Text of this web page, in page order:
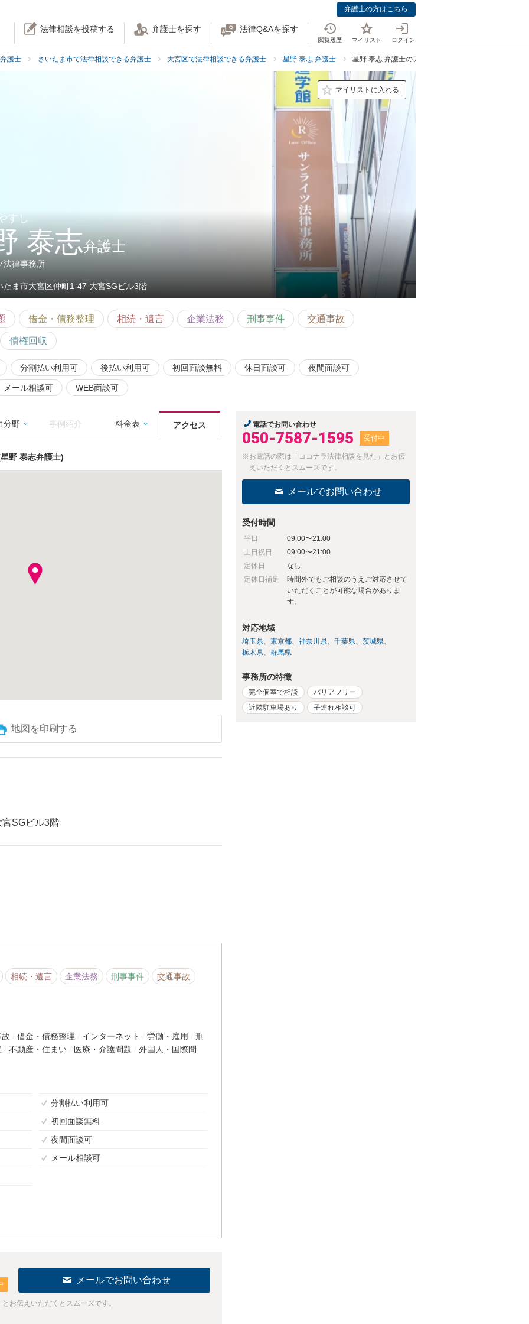
弁護士の方はこちら
法律相談を投稿する 弁護士を探す 法律Q&Aを探す
閲覧履歴 マイリスト ログイン
護士 さいたま市で法律相談できる弁護士 大宮区で法律相談できる弁護士 星野 泰志 弁護士 星野 泰志 弁護士のアクセス
マイリストに入れる
すし
泰志弁護士
法律事務所
たま市大宮区仲町1-47 大宮SGビル3階
借金・債務整理 相続・遺言 企業法務 刑事事件 交通事故
債権回収
分割払い利用可 後払い利用可 初回面談無料 休日面談可 夜間面談可
メール相談可 WEB面談可
分野 事例紹介 料金表 アクセス
野 泰志弁護士)
地図を印刷する
SGビル3階
相続・遺言 企業法務 刑事事件 交通事故
借金・債務整理 インターネット 労働・雇用
刑
不動産・住まい 医療・介護問題 外国人・国際問
分割払い利用可
初回面談無料
夜間面談可
メール相談可
メールでお問い合わせ
お伝えいただくとスムーズです。
電話でお問い合わせ
050-7587-1595 受付中
※お電話の際は「ココナラ法律相談を見た」とお伝
えいただくとスムーズです。
メールでお問い合わせ
受付時間
平日
09:00〜21:00
土日祝日
09:00〜21:00
定休日
なし
定休日補足
時間外でもご相談のうえご対応させて
いただくことが可能な場合がありま
す。
対応地域
埼玉県 東京都 神奈川県 千葉県
茨城県
栃木県
群馬県
事務所の特徴
完全個室で相談
バリアフリー
近隣駐車場あり
子連れ相談可